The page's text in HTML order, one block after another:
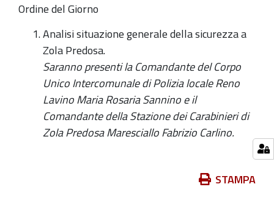
Ordine del Giorno
Analisi situazione generale della sicurezza a
Zola Predosa.
Saranno presenti la Comandante del Corpo
Unico Intercomunale di Polizia locale Reno
Lavino Maria Rosaria Sannino e il
Comandante della Stazione dei Carabinieri di
Zola Predosa Maresciallo Fabrizio Carlino.
STAMPA